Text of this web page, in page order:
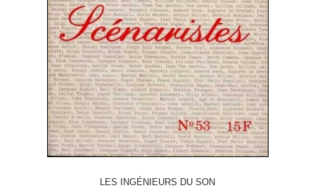
LES INGÉNIEURS DU SON